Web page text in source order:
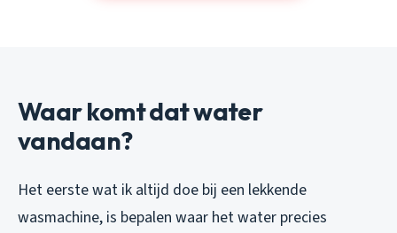
Waar komt dat water
vandaan?
Het eerste wat ik altijd doe bij een lekkende
wasmachine, is bepalen waar het water precies